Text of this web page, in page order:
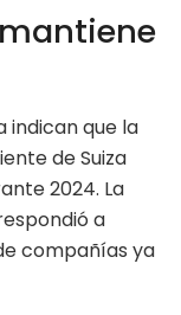
indican que la
de Suiza
2024. La
a
compañías ya